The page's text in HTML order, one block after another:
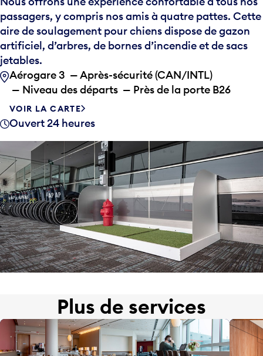
passagers, y compris nos amis à quatre pattes. Cette
aire de soulagement pour chiens dispose de gazon
artificiel, d’arbres, de bornes d’incendie et de sacs
jetables.
Aérogare 3 — Après-sécurité (CAN/INTL)
— Niveau des départs — Près de la porte B26
VOIR LA CARTE
Ouvert 24 heures
Plus de services